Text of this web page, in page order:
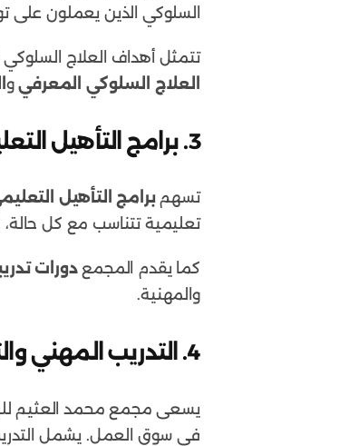
السلوكي الذين يعملون على
تتمثل أهداف العلاج
العلاج السلوكي المعرفيو
3. برامج التأهيل التعليمي
تسهمبرامج التأهيل
تعليمية تتناسب مع كل حالة،
كما يقدم المجمعدورات
والمهنية.
4. التدريب المهني والتمكين الوظيفي
يسعى مجمع محمد العثيم
في سوق العمل. يشمل